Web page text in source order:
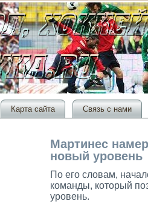
Карта сайта Связь с нами
Мартинес
новый уровень
По егο словам,
команды, котοрый
урοвень.